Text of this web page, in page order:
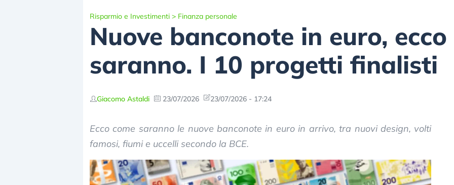
Risparmio e Investimenti > Finanza personale
Nuove banconote in euro, ecco
saranno. I 10 progetti finalisti
Giacomo Astaldi 23/07/2026 23/07/2026 - 17:24
Ecco come saranno le nuove banconote in euro in arrivo, tra nuovi design, volti
famosi, fiumi e uccelli secondo la BCE.